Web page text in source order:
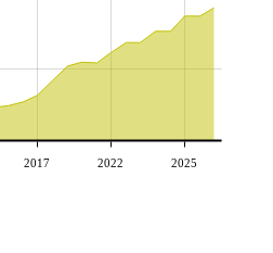
2017 2022 2025